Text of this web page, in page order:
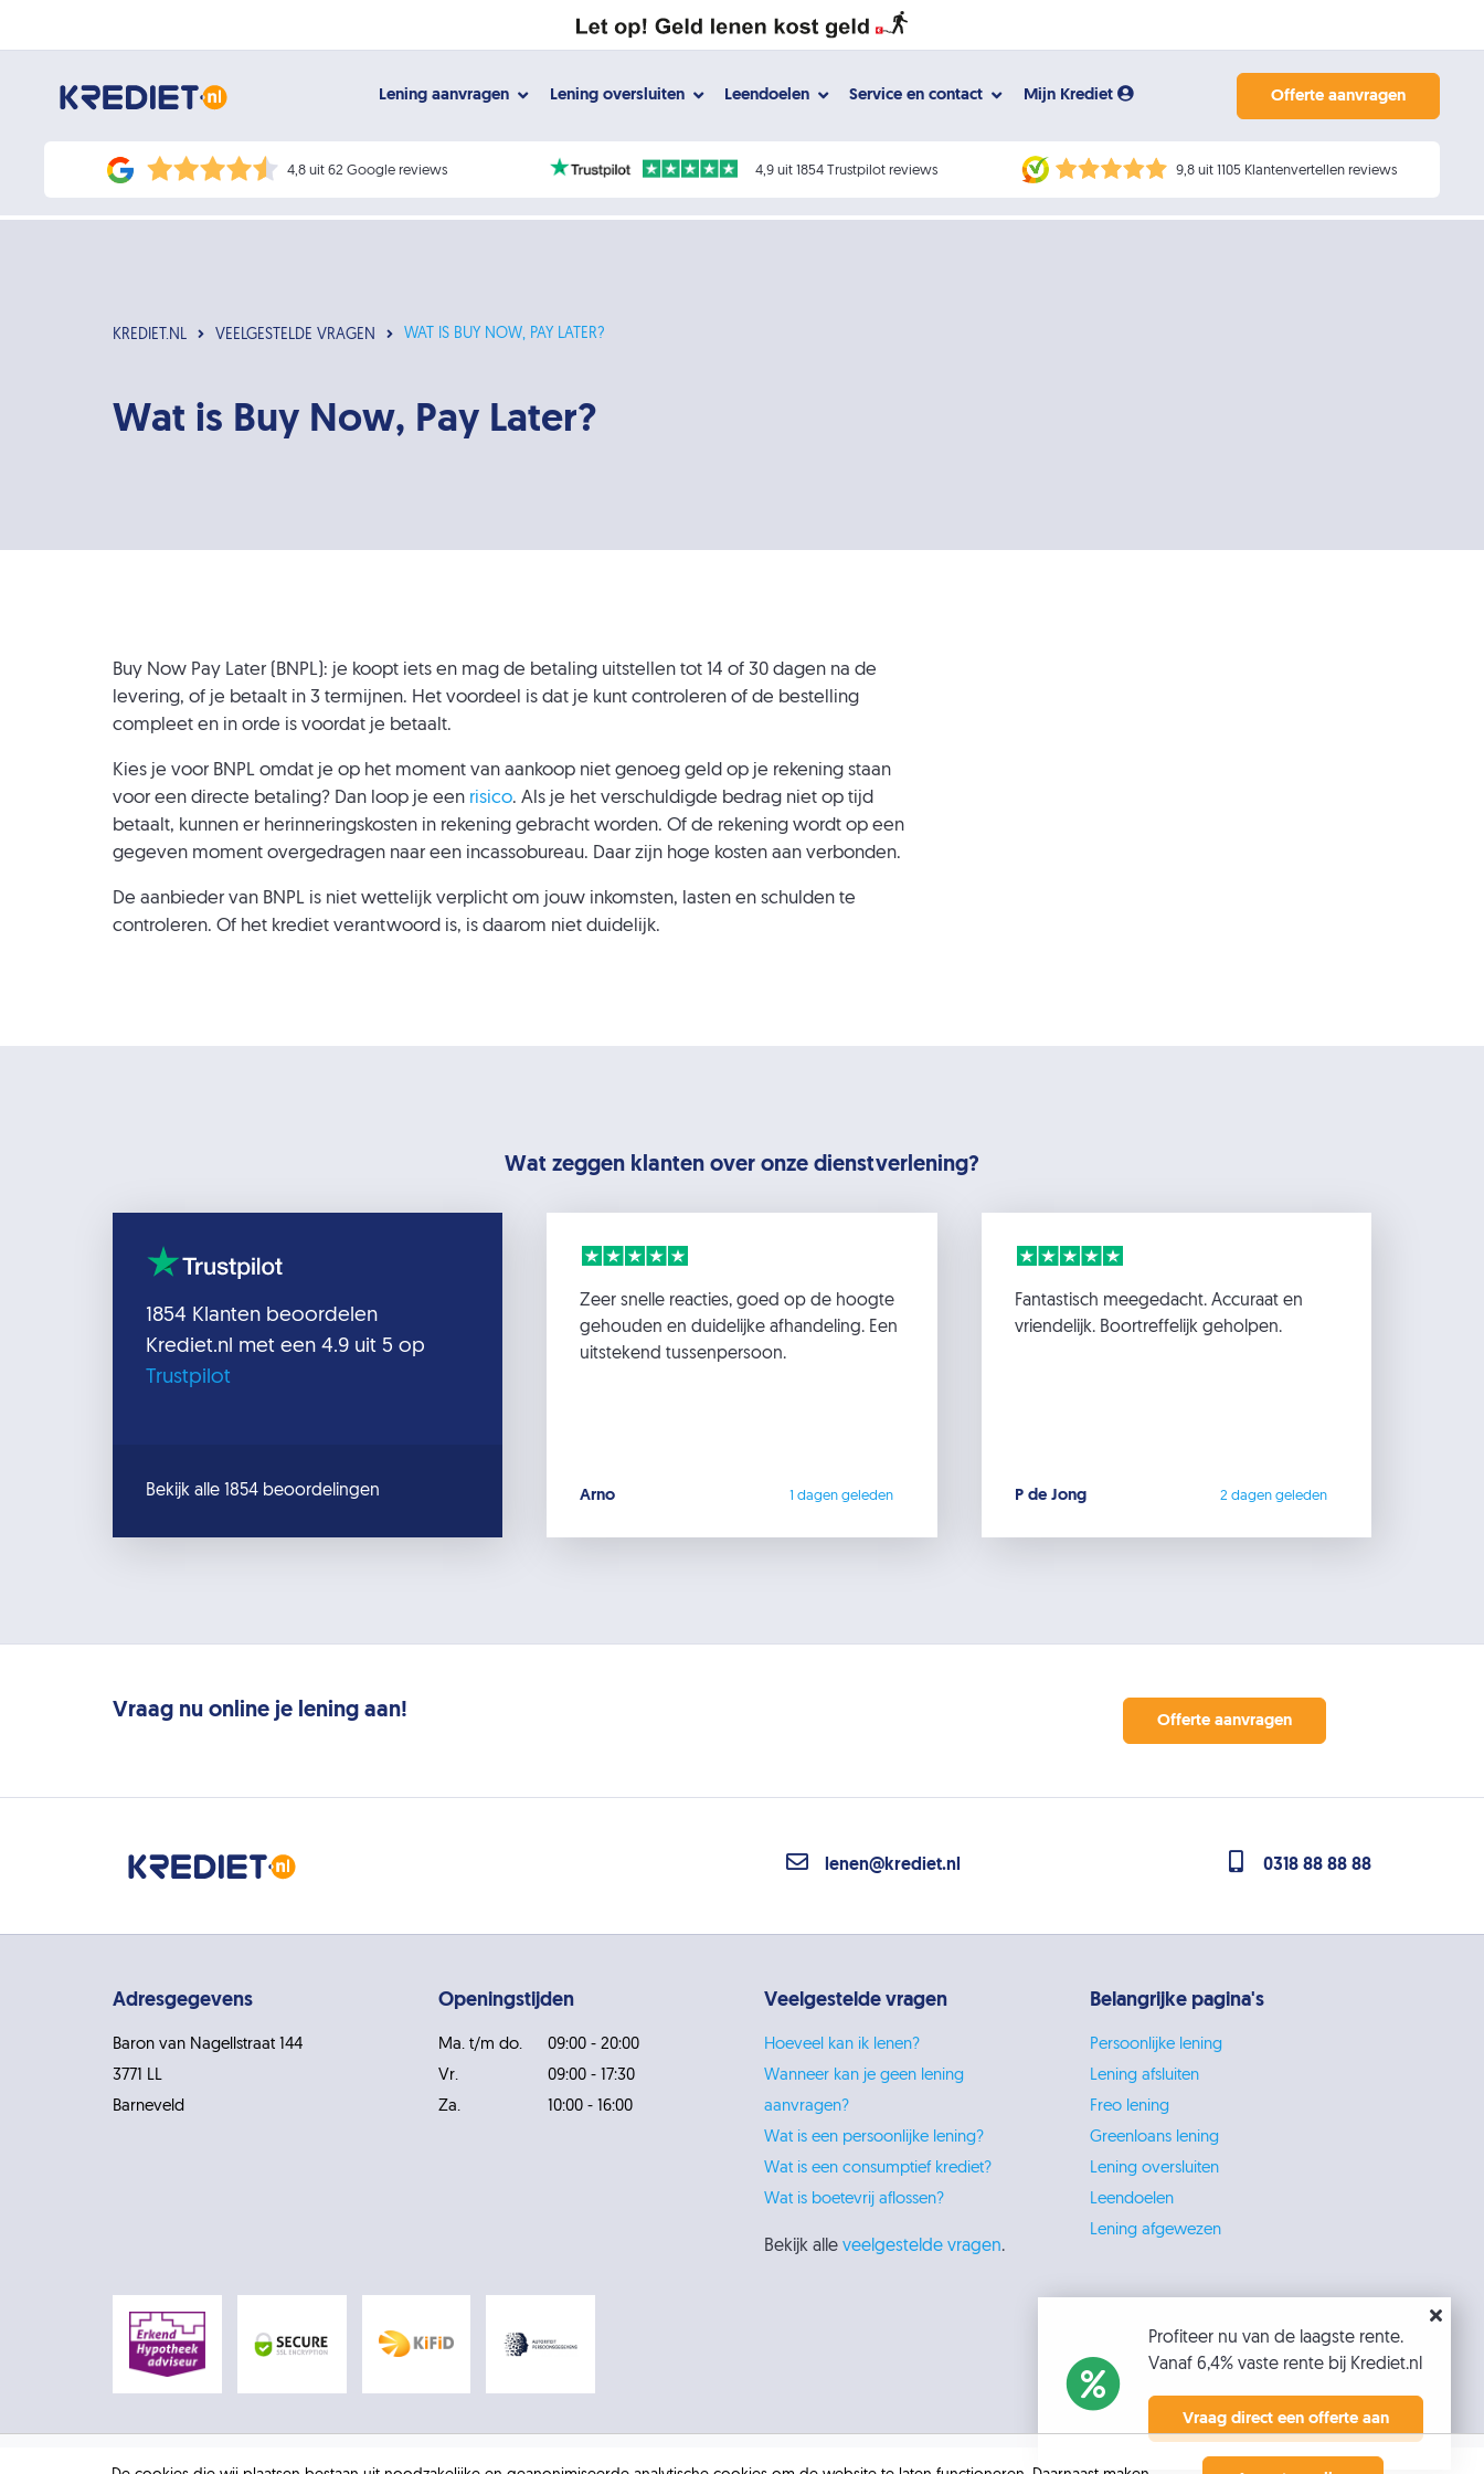
Lening aanvragen Lening oversluiten Leendoelen Service en contact Mijn Krediet Offerte aanvragen
4,8 uit 62 Google reviews 4,9 uit 1854 Trustpilot reviews 9,8 uit 1105 Klantenvertellen reviews
KREDIET.NL VEELGESTELDE VRAGEN WAT IS BUY NOW, PAY LATER?
Wat is Buy Now, Pay Later?
Buy Now Pay Later (BNPL): je koopt iets en mag de betaling uitstellen tot 14 of 30 dagen na de
levering, of je betaalt in 3 termijnen. Het voordeel is dat je kunt controleren of de bestelling
compleet en in orde is voordat je betaalt.
Kies je voor BNPL omdat je op het moment van aankoop niet genoeg geld op je rekening staan
voor een directe betaling? Dan loop je een risico. Als je het verschuldigde bedrag niet op tijd
betaalt, kunnen er herinneringskosten in rekening gebracht worden. Of de rekening wordt op een
gegeven moment overgedragen naar een incassobureau. Daar zijn hoge kosten aan verbonden.
De aanbieder van BNPL is niet wettelijk verplicht om jouw inkomsten, lasten en schulden te
controleren. Of het krediet verantwoord is, is daarom niet duidelijk.
Wat zeggen klanten over onze dienstverlening?
1854 Klanten beoordelen
Krediet.nl met een 4.9 uit 5 op
Trustpilot
Bekijk alle 1854 beoordelingen
Zeer snelle reacties, goed op de hoogte
gehouden en duidelijke afhandeling. Een
uitstekend tussenpersoon.
Arno 1 dagen geleden
Fantastisch meegedacht. Accuraat en
vriendelijk. Boortreffelijk geholpen.
P de Jong 2 dagen geleden
Vraag nu online je lening aan! Offerte aanvragen
lenen@krediet.nl 0318 88 88 88
Adresgegevens
Baron van Nagellstraat 144
3771 LL
Barneveld
Openingstijden
Ma. t/m do.
09:00 - 20:00
Vr.
09:00 - 17:30
Za.
10:00 - 16:00
Veelgestelde vragen
Hoeveel kan ik lenen?
Wanneer kan je geen lening
aanvragen?
Wat is een persoonlijke lening?
Wat is een consumptief krediet?
Wat is boetevrij aflossen?
Bekijk alle veelgestelde vragen.
Belangrijke pagina's
Persoonlijke lening
Lening afsluiten
Freo lening
Greenloans lening
Lening oversluiten
Leendoelen
Lening afgewezen
Profiteer nu van de laagste rente.
Vanaf 6,4% vaste rente bij Krediet.nl
Vraag direct een offerte aan